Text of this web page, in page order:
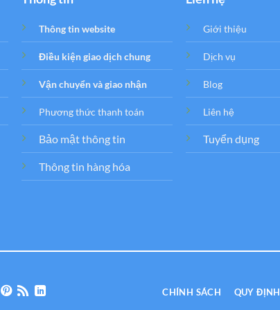
Thông tin website
Điều kiện giao dịch chung
Vận chuyển và giao nhận
Phương thức thanh toán
Bảo mật thông tin
Thông tin hàng hóa
Giới thiệu
Dịch vụ
Blog
Liên hệ
Tuyển dụng
CHÍNH SÁCH QUY ĐỊNH